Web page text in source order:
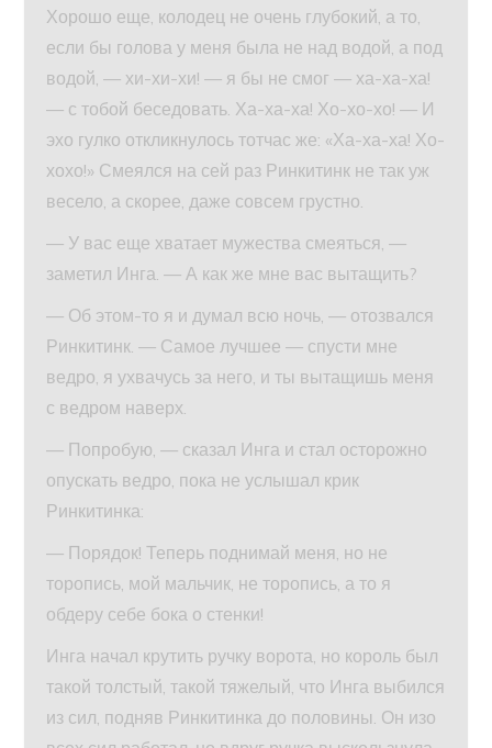
Хорошо еще, колодец не очень глубокий, а то,
если бы голова у меня была не над водой, а под
водой, — хи-хи-хи! — я бы не смог — ха-ха-ха!
— с тобой беседовать. Ха-ха-ха! Хо-хо-хо! — И
эхо гулко откликнулось тотчас же: «Ха-ха-ха! Хо-
хохо!» Смеялся на сей раз Ринкитинк не так уж
весело, а скорее, даже совсем грустно.
— У вас еще хватает мужества смеяться, —
заметил Инга. — А как же мне вас вытащить?
— Об этом-то я и думал всю ночь, — отозвался
Ринкитинк. — Самое лучшее — спусти мне
ведро, я ухвачусь за него, и ты вытащишь меня
с ведром наверх.
— Попробую, — сказал Инга и стал осторожно
опускать ведро, пока не услышал крик
Ринкитинка:
— Порядок! Теперь поднимай меня, но не
торопись, мой мальчик, не торопись, а то я
обдеру себе бока о стенки!
Инга начал крутить ручку ворота, но король был
такой толстый, такой тяжелый, что Инга выбился
из сил, подняв Ринкитинка до половины. Он изо